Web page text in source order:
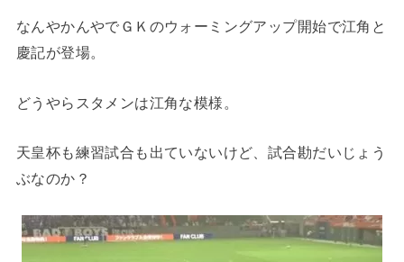
なんやかんやでＧＫのウォーミングアップ開始で江角と
慶記が登場。
どうやらスタメンは江角な模様。
天皇杯も練習試合も出ていないけど、試合勘だいじょう
ぶなのか？